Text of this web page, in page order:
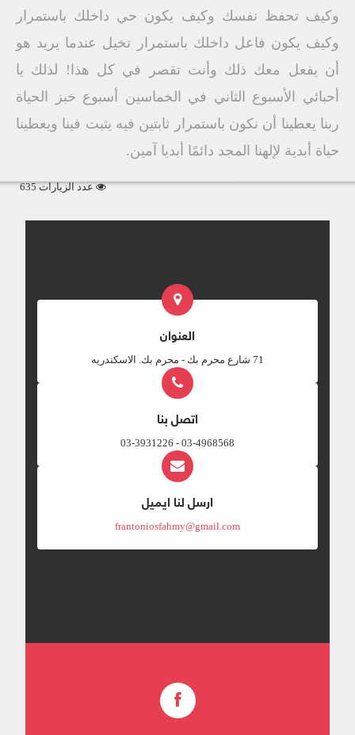
وكيف تحفظ نفسك وكيف يكون حي داخلك باستمرار
وكيف يكون فاعل داخلك باستمرار تخيل عندما يريد هو
أن يفعل معك ذلك وأنت تقصر في كل هذا! لذلك يا
أحبائي الأسبوع الثاني في الخماسين أسبوع خبز الحياة
ربنا يعطينا أن نكون باستمرار ثابتين فيه يثبت فينا ويعطينا
حياة أبدية لإلهنا المجد دائمًا أبديا آمين.
عدد الزيارات 635
العنوان
‎71 شارع محرم بك - محرم بك. الاسكندريه
اتصل بنا
03-4968568 - 03-3931226
ارسل لنا ايميل
frantoniosfahmy@gmail.com